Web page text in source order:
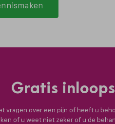
Gratis
vragen over een pijn of heeft u
of u weet niet zeker of u de